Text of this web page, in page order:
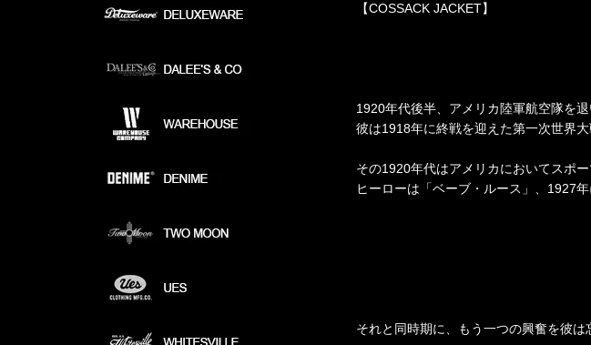
【COSSACK JACKET】
1920年代後半、アメリカ陸軍航空隊を退
彼は1918年に終戦を迎えた第一次世界
その1920年代はアメリカにおいてスポ
ヒーローは「ベーブ・ルース」、1927
それと同時期に、もう一つの興奮を彼は